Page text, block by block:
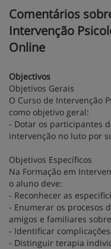
Comentários
Intervenção
Online
Objectivos
Objetivos Gerais
O Curso de Intervenção
como objetivo geral:
- Dotar os participantes
intervenção no luto por
Objetivos Específicos
Na Formação em
o aluno deve:
- Reconhecer as
- Enumerar os procesos
amigos e familiares
- Identificar
- Distinguir terapia